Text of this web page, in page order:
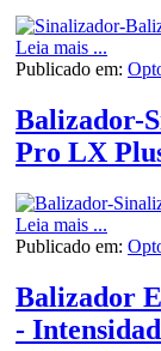
Leia mais ...
Publicado em:
Balizador-
Pro LX
Leia mais ...
Publicado em:
Balizador
-